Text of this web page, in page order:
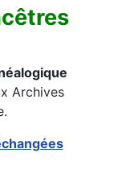
Archives